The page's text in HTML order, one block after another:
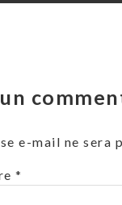
e-mail ne sera
*